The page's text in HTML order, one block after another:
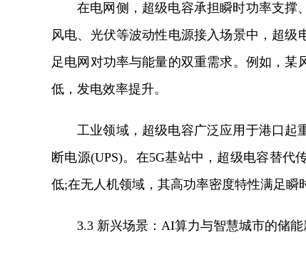
在电网侧，超级电容承担瞬时功率支撑
风电、光伏等波动性电源接入场景中，超
足电网对功率与能量的双重需求。例如，
低，发电效率提升。
工业领域，超级电容广泛应用于港口起
断电源(UPS)。在5G基站中，超级电容替
低;在无人机领域，其高功率密度特性满足瞬
3.3 新兴场景：AI算力与智慧城市的储